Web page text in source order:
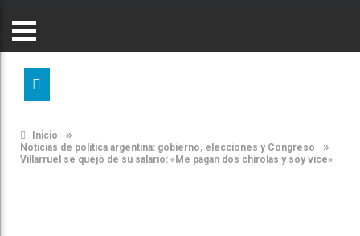
Inicio »
Noticias de política argentina: gobierno, elecciones y Congreso »
Villarruel se quejó de su salario: «Me pagan dos chirolas y soy vice»